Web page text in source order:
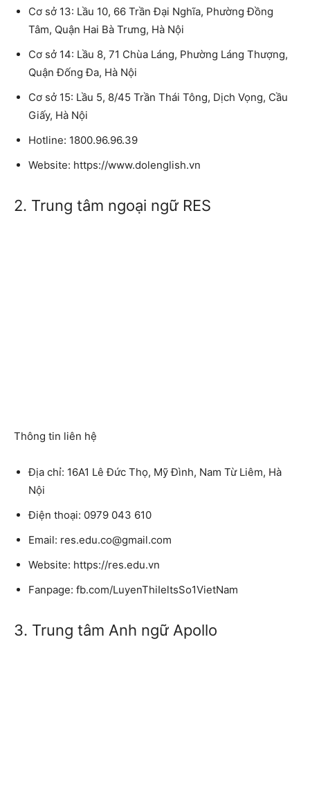
Cơ sở 13: Lầu 10, 66 Trần Đại Nghĩa, Phường Đồng
Tâm, Quận Hai Bà Trưng, Hà Nội
Cơ sở 14: Lầu 8, 71 Chùa Láng, Phường Láng Thượng,
Quận Đống Đa, Hà Nội
Cơ sở 15: Lầu 5, 8/45 Trần Thái Tông, Dịch Vọng, Cầu
Giấy, Hà Nội
Hotline: 1800.96.96.39
Website: https://www.dolenglish.vn
2. Trung tâm ngoại ngữ RES
Thông tin liên hệ
Địa chỉ: 16A1 Lê Đức Thọ, Mỹ Đình, Nam Từ Liêm, Hà
Nội
Điện thoại: 0979 043 610
Email: res.edu.co@gmail.com
Website: https://res.edu.vn
Fanpage: fb.com/LuyenThiIeltsSo1VietNam
3. Trung tâm Anh ngữ Apollo